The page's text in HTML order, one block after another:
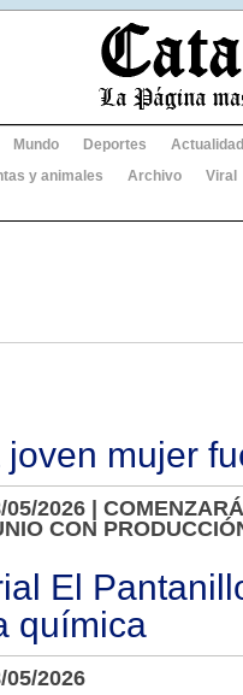
Mundo Deportes
Actualidad
y animales Archivo
Viral
mujer
05/2026 |
CON
El
química
05/2026